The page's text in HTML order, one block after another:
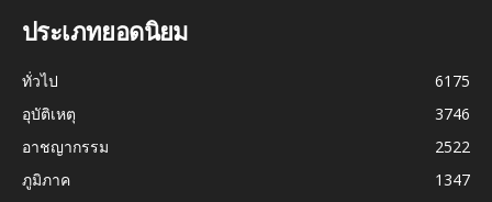
ประเภทยอดนิยม
ทั่วไป
6175
อุบัติเหตุ
3746
อาชญากรรม
2522
ภูมิภาค
1347